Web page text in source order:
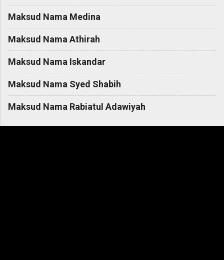
Maksud Nama Medina
Maksud Nama Athirah
Maksud Nama Iskandar
Maksud Nama Syed Shabih
Maksud Nama Rabiatul Adawiyah